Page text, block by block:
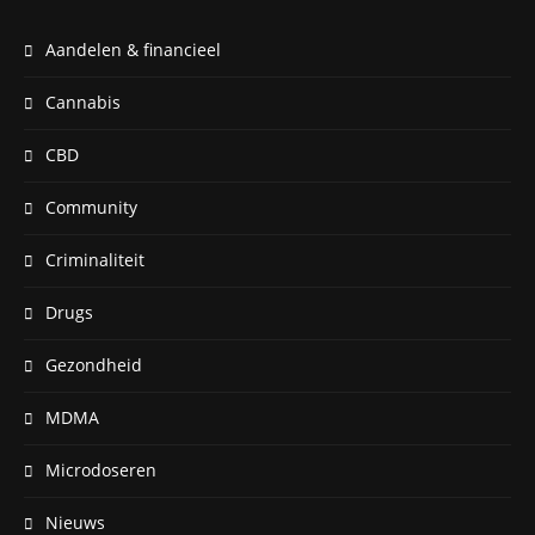
Aandelen & financieel
Cannabis
CBD
Community
Criminaliteit
Drugs
Gezondheid
MDMA
Microdoseren
Nieuws